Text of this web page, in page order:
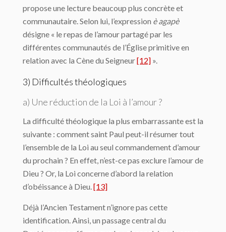
propose une lecture beaucoup plus concrète et
communautaire. Selon lui, l’expression è agapè
désigne « le repas de l’amour partagé par les
différentes communautés de l’Église primitive en
relation avec la Cène du Seigneur[12] ».
3) Difficultés théologiques
a) Une réduction de la Loi à l’amour ?
La difficulté théologique la plus embarrassante est la
suivante : comment saint Paul peut-il résumer tout
l’ensemble de la Loi au seul commandement d’amour
du prochain ? En effet, n’est-ce pas exclure l’amour de
Dieu ? Or, la Loi concerne d’abord la relation
d’obéissance à Dieu.[13]
Déjà l’Ancien Testament n’ignore pas cette
identification. Ainsi, un passage central du